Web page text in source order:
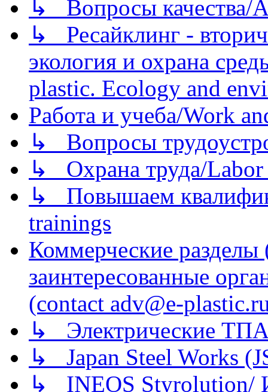
↳ Вопросы качества/
↳ Ресайклинг -
экология и охрана
plastic. Ecology and
Работа и учеба/Work
↳ Вопросы
↳ Охрана труда/Labor
↳ Повышаем
trainings
Коммерческие
заинтересованные
(contact adv@e-
↳ Электрические
↳ Japan Steel Works
↳ INEOS